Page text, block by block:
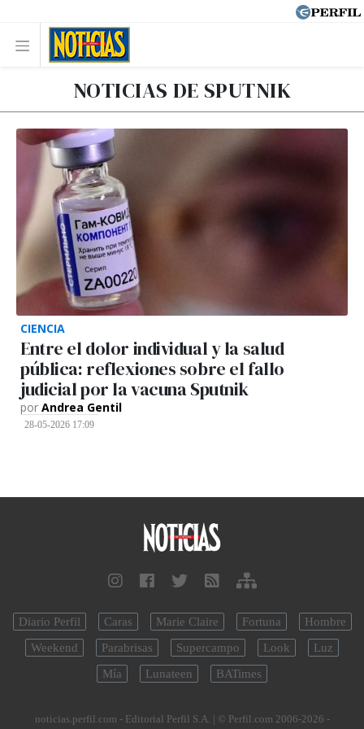
NOTICIAS DE SPUTNIK
CIENCIA
Entre el dolor individual y la salud
pública: reflexiones sobre el fallo
judicial por la vacuna Sputnik
por Andrea Gentil
28-05-2026 17:09
Diario Perfil Caras Marie Claire Fortuna
Hombre
Weekend
Parabrisas Supercampo Look
Luz
Mía
Lunateen BATimes
noticias.perfil.com - Editorial Perfil S.A. | © Perfil.com 2006-2026 -